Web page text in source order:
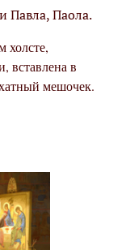
Павла, Паола.
холсте,
вставлена в
мешочек.